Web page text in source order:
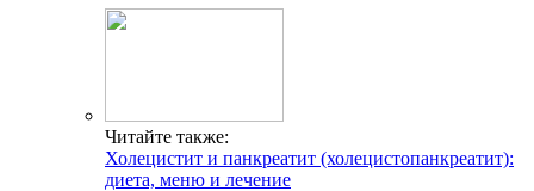
Читайте также:
Холецистит и панкреатит (холецистопанкреатит):
диета, меню и лечение